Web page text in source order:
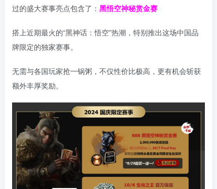
过的盛大赛事亮点包含了： 黑悟空神秘赏金赛
搭上近期最火的“黑神话：悟空”热潮，特别推出这场中国品
牌限定的独家赛事。
无需与各国玩家抢一锅粥，不仅性价比极高，更有机会斩获
额外丰厚奖励。